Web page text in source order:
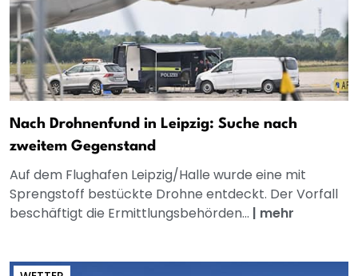
Nach Drohnenfund in Leipzig: Suche nach
zweitem Gegenstand
Auf dem Flughafen Leipzig/Halle wurde eine mit
Sprengstoff bestückte Drohne entdeckt. Der Vorfall
beschäftigt die Ermittlungsbehörden... | mehr